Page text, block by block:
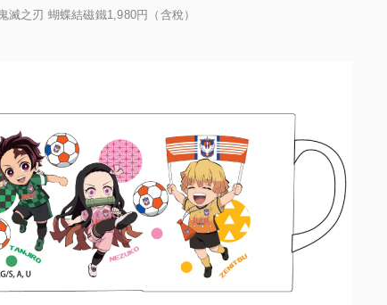
滅之刃 蝴蝶結磁鐵1,980円（含稅）